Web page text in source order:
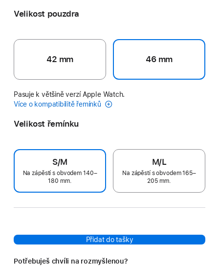
Velikost pouzdra
42 mm 46 mm
Pasuje k většině verzí Apple Watch.
Více o kompatibilitě řemínků
Velikost řemínku
S/M
Na zápěstí s obvodem 140–
180 mm.
M/L
Na zápěstí s obvodem 165–
205 mm.
Přidat do tašky
Potřebuješ chvíli na rozmyšlenou?